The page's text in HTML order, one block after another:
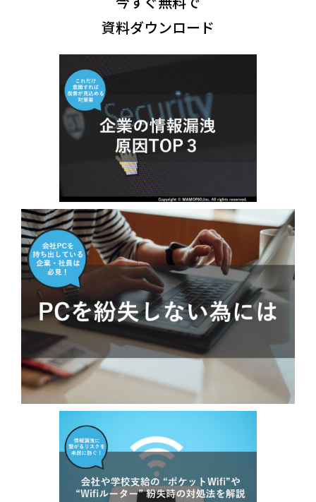
資料ダウンロード